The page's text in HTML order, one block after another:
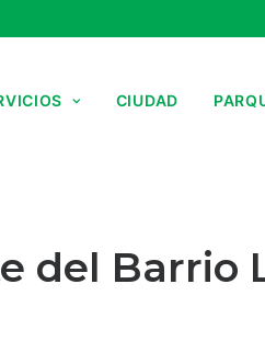
CIUDAD
del Barrio